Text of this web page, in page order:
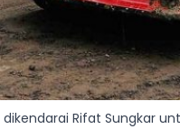
Rifat Sungkar